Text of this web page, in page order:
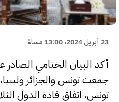
23 أبريل 2024، 13:00 مساءً
أكد البيان الختامي الصادر
جمعت تونس والجزائر
تونس، اتفاق قادة الدول